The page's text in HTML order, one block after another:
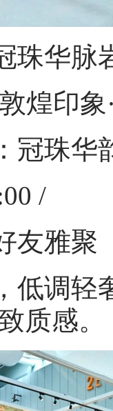
珠华脉
煌印象
冠珠华
/
友雅聚
低调轻
质感。